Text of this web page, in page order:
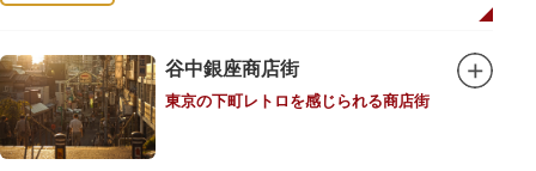
を一部踏襲している広大な庭は、建築様式同様に和洋併置式とされ、「芝
庭」をもつ近代庭園の初期の形を残しています。江戸時代の石碑や手水鉢、
庭石などが見られ、煉瓦塀を含めた敷地全体が重要文化財に指定されていま
す。
谷中銀座商店街
東京の下町レトロを感じられる商店街